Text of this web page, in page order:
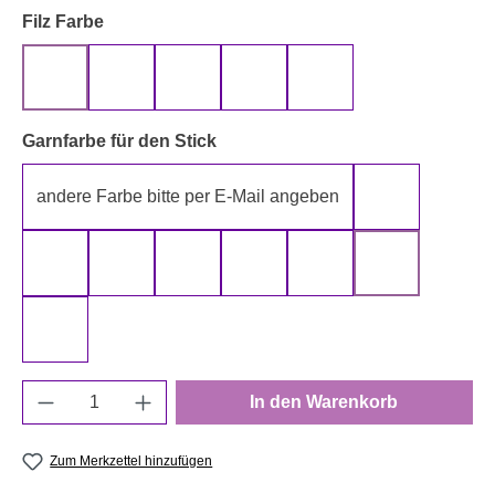
Filz Farbeauswählen
Garnfarbe für den Stickauswählen
andere Farbe bitte per E-Mail angeben
Produkt Anzahl: Gib den gewünschten
In den Warenkorb
Zum Merkzettel hinzufügen